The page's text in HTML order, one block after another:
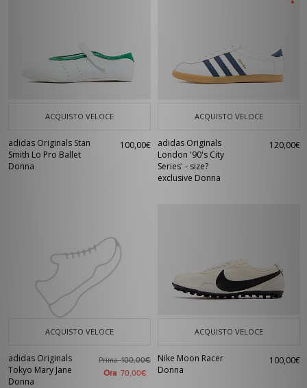
ACQUISTO VELOCE
adidas Originals Stan
Smith Lo Pro Ballet
Donna
100,00€
ACQUISTO VELOCE
adidas Originals
London '90's City
Series' - size?
exclusive Donna
120,00€
ACQUISTO VELOCE
adidas Originals
Tokyo Mary Jane
Donna
Prima100,00€
Ora 70,00€
ACQUISTO VELOCE
Nike Moon Racer
Donna
100,00€